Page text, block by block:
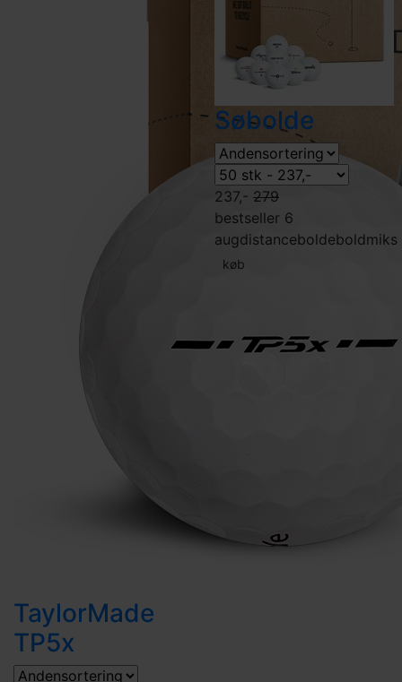
TaylorMade
TP5x
Søbolde
237,- 279
bestseller 6
augdistanceboldeboldmiks
køb